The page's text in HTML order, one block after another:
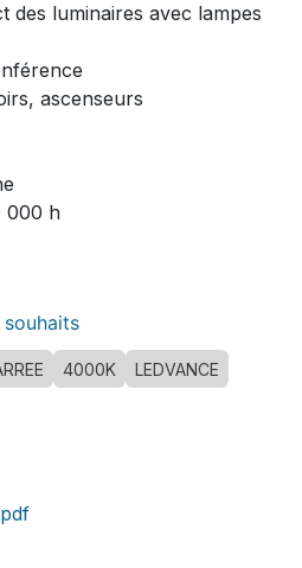
des luminaires avec lampes
ascenseurs
000 h
4000K LEDVANCE